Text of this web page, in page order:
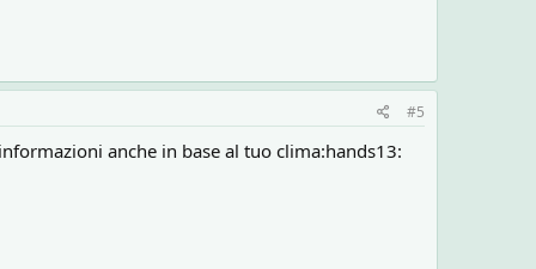
#5
anche in base al tuo clima:hands13: